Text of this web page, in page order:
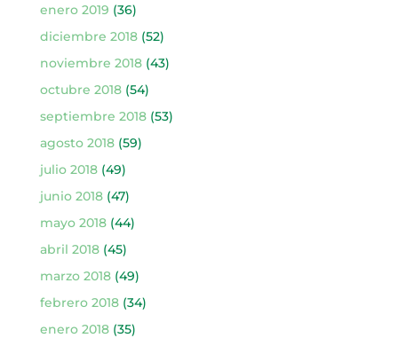
enero 2019 (36)
diciembre 2018(52)
noviembre 2018(43)
octubre 2018(54)
septiembre 2018(53)
agosto 2018(59)
julio 2018(49)
junio 2018(47)
mayo 2018(44)
abril 2018(45)
marzo 2018(49)
febrero 2018(34)
enero 2018(35)